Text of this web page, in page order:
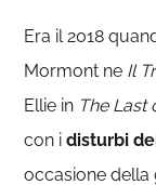
Era il 2018
Mormont ne Il
Ellie in The Last
con idisturbi
occasione della